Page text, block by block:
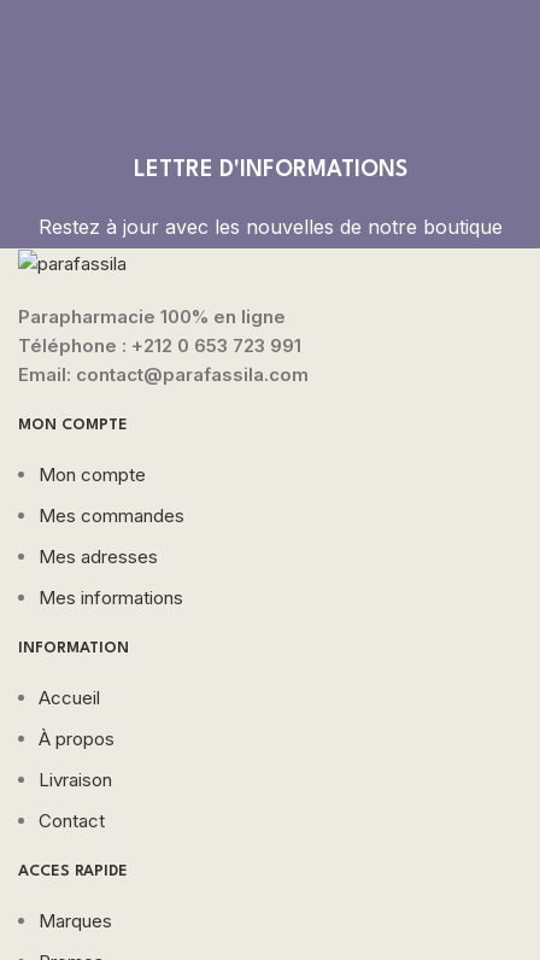
LETTRE D'INFORMATIONS
Restez à jour avec les nouvelles de notre boutique
Parapharmacie 100% en ligne
Téléphone : +212 0 653 723 991
Email: contact@parafassila.com
MON COMPTE
Mon compte
Mes commandes
Mes adresses
Mes informations
INFORMATION
Accueil
À propos
Livraison
Contact
ACCES RAPIDE
Marques